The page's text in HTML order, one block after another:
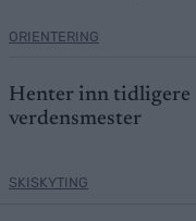
ORIENTERING
Henter inn tidligere
verdensmester
SKISKYTING